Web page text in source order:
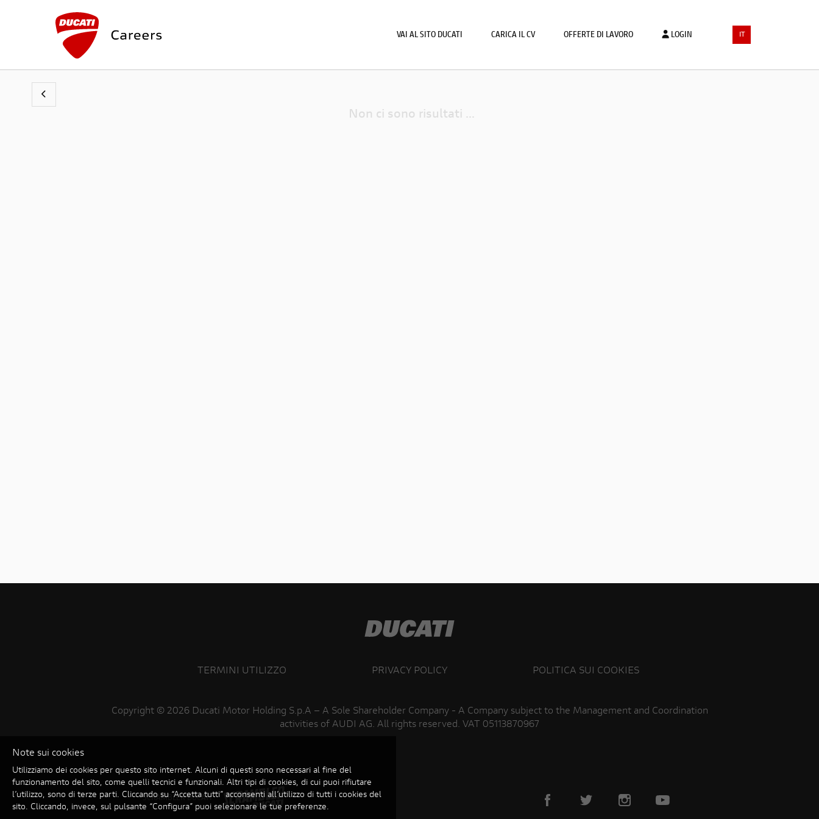
Note sui cookies
Utilizziamo dei cookies per questo sito internet. Alcuni di questi sono necessari al fine del
funzionamento del sito, come quelli tecnici e funzionali. Altri tipi di cookies, di cui puoi rifiutare
l’utilizzo, sono di terze parti. Cliccando su “Accetta tutti” acconsenti all’utilizzo di tutti i cookies del
sito. Cliccando, invece, sul pulsante “Configura” puoi selezionare le tue preferenze.
VAI AL SITO DUCATI CARICA IL CV OFFERTE DI LAVORO LOGIN
Non ci sono risultati ...
TERMINI UTILIZZO PRIVACY POLICY POLITICA SUI COOKIES
Copyright © 2026 Ducati Motor Holding S.p.A – A Sole Shareholder Company - A Company subject to the Management and Coordination
activities of AUDI AG. All rights reserved. VAT 05113870967
SCRAMBLER DUCATI